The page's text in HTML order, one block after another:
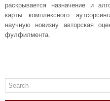
раскрывается назначение и
карты комплексного
научную новизну авторская
фулфилмента.